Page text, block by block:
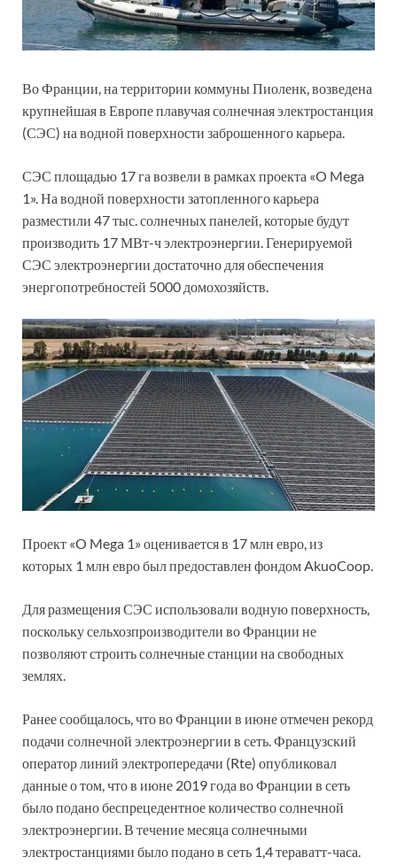
Во Франции, на территории коммуны Пиоленк, возведена
крупнейшая в Европе плавучая солнечная электростанция
(СЭС) на водной поверхности заброшенного карьера.
СЭС площадью 17 га возвели в рамках проекта «O Mega
1». На водной поверхности затопленного карьера
разместили 47 тыс. солнечных панелей, которые будут
производить 17 МВт-ч электроэнергии. Генерируемой
СЭС электроэнергии достаточно для обеспечения
энергопотребностей 5000 домохозяйств.
Проект «O Mega 1» оценивается в 17 млн ​​евро, из
которых 1 млн евро был предоставлен фондом AkuoCoop.
Для размещения СЭС использовали водную поверхность,
поскольку сельхозпроизводители во Франции не
позволяют строить солнечные станции на свободных
землях.
Ранее сообщалось, что во Франции в июне отмечен рекорд
подачи солнечной электроэнергии в сеть. Французский
оператор линий электропередачи (Rte) опубликовал
данные о том, что в июне 2019 года во Франции в сеть
было подано беспрецедентное количество солнечной
электроэнергии. В течение месяца солнечными
электростанциями было подано в сеть 1,4 тераватт-часа.